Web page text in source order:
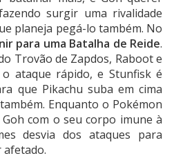
surgir uma rivalidade
planeja pegá-lo também. No
para uma Batalha de Reide.
Trovão de Zapdos, Raboot e
ataque rápido, e Stunfisk é
que Pikachu suba em cima
Enquanto o Pokémon
com o seu corpo imune à
desvia dos ataques para
afetado.